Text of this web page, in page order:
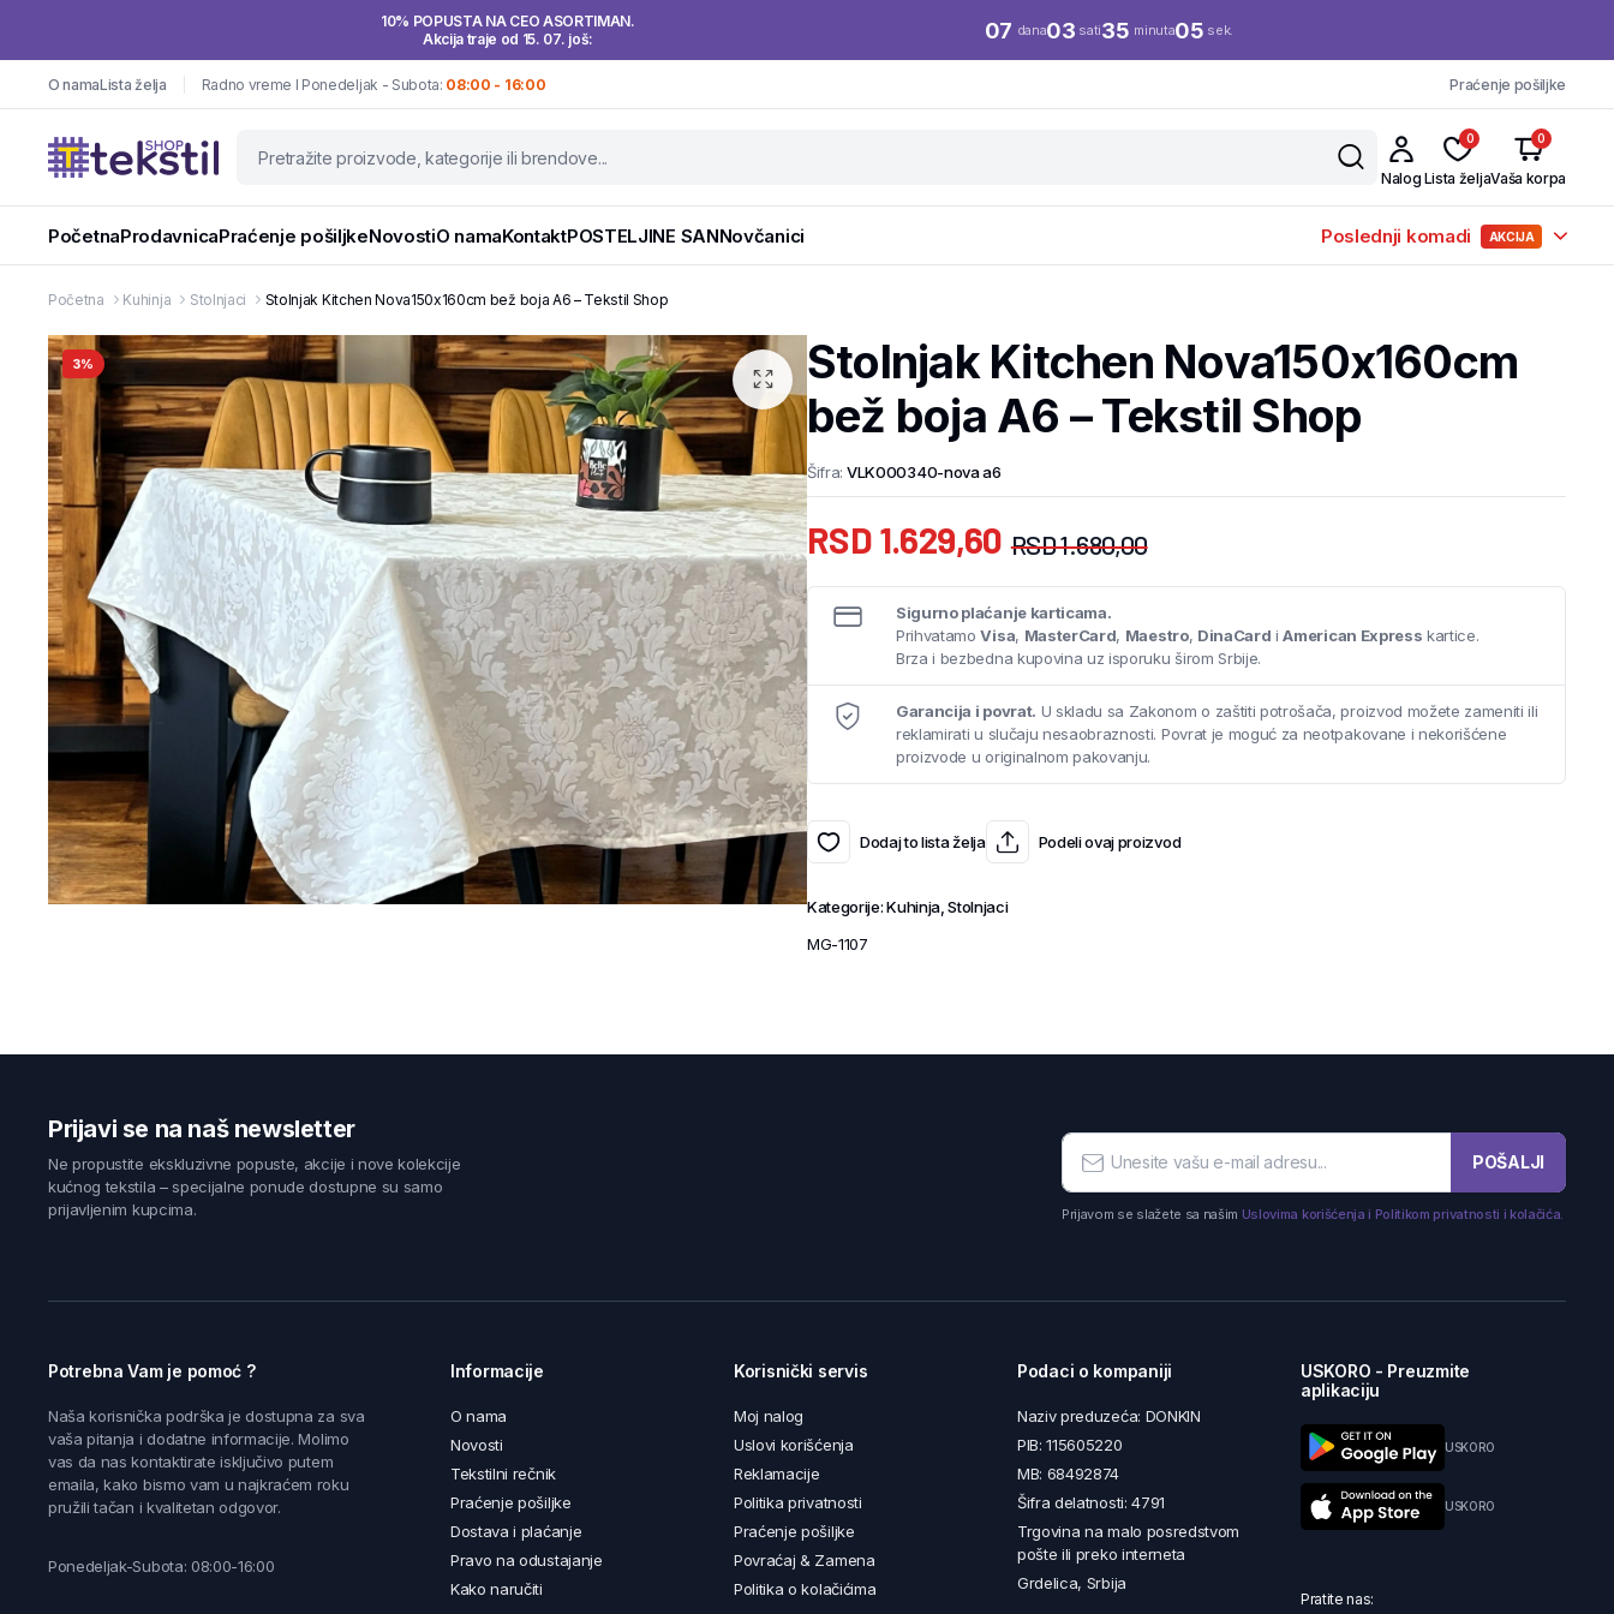
10% POPUSTA NA CEO ASORTIMAN.
Akcija traje od 15. 07. još:
07 dana03 sati35 minuta05 sek.
O namaLista želja Radno vreme I Ponedeljak - Subota: 08:00 - 16:00 Praćenje pošiljke
Nalog
0
Lista želja
0
Vaša korpa
PočetnaProdavnicaPraćenje pošiljkeNovostiO namaKontaktPOSTELJINE SANNovčanici Poslednji komadi AKCIJA
Početna Kuhinja Stolnjaci Stolnjak Kitchen Nova150x160cm bež boja A6 – Tekstil Shop
3%
Stolnjak Kitchen Nova150x160cm
bež boja A6 – Tekstil Shop
Šifra: VLK000340-nova a6
RSD1.680,00
RSD1.629,60
Sigurno plaćanje karticama.
PrihvatamoVisa, MasterCard, Maestro, DinaCard iAmerican Express kartice.
Brza i bezbedna kupovina uz isporuku širom Srbije.
Garancija i povrat. U skladu sa Zakonom o zaštiti potrošača, proizvod možete zameniti ili
reklamirati u slučaju nesaobraznosti. Povrat je moguć za neotpakovane i nekorišćene
proizvode u originalnom pakovanju.
Dodaj to lista želja Podeli ovaj proizvod
Kategorije:Kuhinja,Stolnjaci
MG-1107
Prijavi se na naš newsletter
Ne propustite ekskluzivne popuste, akcije i nove kolekcije
kućnog tekstila – specijalne ponude dostupne su samo
prijavljenim kupcima.
POŠALJI
Prijavom se slažete sa našim Uslovima korišćenja i Politikom privatnosti i kolačića.
Potrebna Vam je pomoć ?
Naša korisnička podrška je dostupna za sva
vaša pitanja i dodatne informacije. Molimo
vas da nas kontaktirate isključivo putem
emaila, kako bismo vam u najkraćem roku
pružili tačan i kvalitetan odgovor.
Ponedeljak-Subota: 08:00-16:00
Informacije
O nama
Novosti
Tekstilni rečnik
Praćenje pošiljke
Dostava i plaćanje
Pravo na odustajanje
Kako naručiti
Korisnički servis
Moj nalog
Uslovi korišćenja
Reklamacije
Politika privatnosti
Praćenje pošiljke
Povraćaj & Zamena
Politika o kolačićima
Podaci o kompaniji
Naziv preduzeća: DONKIN
PIB: 115605220
MB: 68492874
Šifra delatnosti: 4791
Trgovina na malo posredstvom
pošte ili preko interneta
Grdelica, Srbija
USKORO - Preuzmite
aplikaciju
USKORO
USKORO
Pratite nas: